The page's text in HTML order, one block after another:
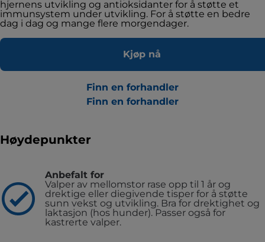
hjernens utvikling og antioksidanter for å støtte et
immunsystem under utvikling. For å støtte en bedre
dag i dag og mange flere morgendager.
Kjøp nå
Finn en forhandler
Finn en forhandler
Høydepunkter
Anbefalt for
Valper av mellomstor rase opp til 1 år og
drektige eller diegivende tisper for å støtte
sunn vekst og utvikling. Bra for drektighet og
laktasjon (hos hunder). Passer også for
kastrerte valper.